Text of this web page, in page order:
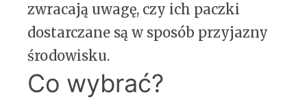
zwracają uwagę, czy ich paczki
dostarczane są w sposób przyjazny
środowisku.
Co wybrać?